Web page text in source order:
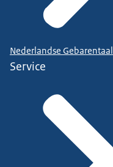
Nederlandse Gebarentaal
Service